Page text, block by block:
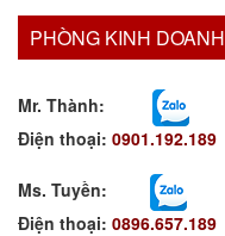
PHÒNG KINH DOANH
Mr. Thành:
Điện thoại: 0901.192.189
Ms. Tuyền:
Điện thoại: 0896.657.189